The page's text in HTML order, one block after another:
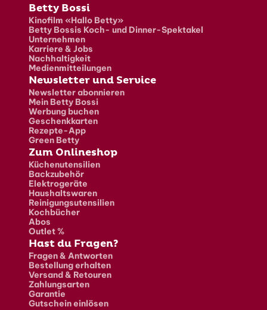
Fusszeile
Betty Bossi
Kinofilm «Hallo Betty»
Betty Bossis Koch- und Dinner-Spektakel
Unternehmen
Karriere & Jobs
Nachhaltigkeit
Medienmitteilungen
Newsletter und Service
Newsletter abonnieren
Mein Betty Bossi
Werbung buchen
Geschenkkarten
Rezepte-App
Green Betty
Zum Onlineshop
Küchenutensilien
Backzubehör
Elektrogeräte
Haushaltswaren
Reinigungsutensilien
Kochbücher
Abos
Outlet %
Hast du Fragen?
Fragen & Antworten
Bestellung erhalten
Versand & Retouren
Zahlungsarten
Garantie
Gutschein einlösen